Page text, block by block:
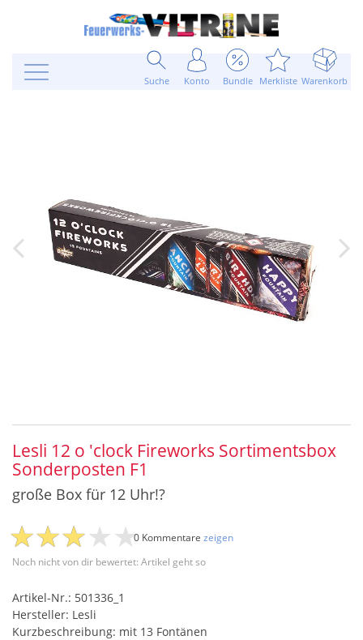
Suche Konto Bundle Merkliste Warenkorb
Lesli 12 o 'clock Fireworks Sortimentsbox
Sonderposten F1
große Box für 12 Uhr!?
Noch nicht von dir bewertet: Artikel geht so
0 Kommentare zeigen
Artikel-Nr.: 501336_1
Hersteller: Lesli
Kurzbeschreibung: mit 13 Fontänen